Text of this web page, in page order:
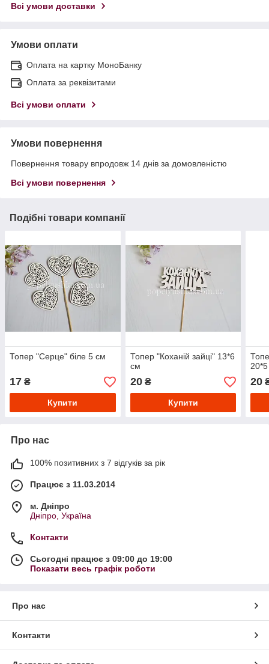
Всі умови доставки
Умови оплати
Оплата на картку МоноБанку
Оплата за реквізитами
Всі умови оплати
Умови повернення
Повернення товару впродовж 14 днів за домовленістю
Всі умови повернення
Подібні товари компанії
Топер "Серце" біле 5 см
17 ₴
Купити
Топер "Коханій зайці" 13*6
см
20₴
Купити
20
Про нас
100% позитивних з 7 відгуків за рік
Працює з 11.03.2014
м. Дніпро
Дніпро, Україна
Контакти
Сьогодні працює з 09:00 до 19:00
Показати весь графік роботи
Про нас
Контакти